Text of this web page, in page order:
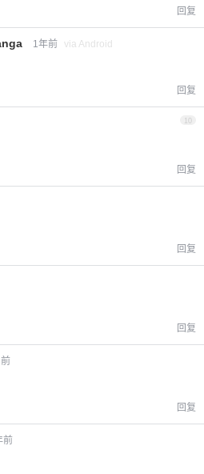
回复
1年前 via Android
回复
10
回复
回复
回复
回复
前